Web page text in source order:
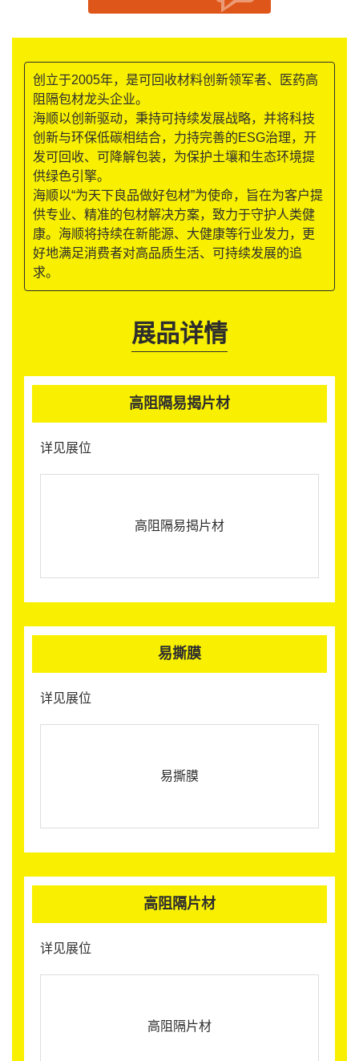
创立于2005年，是可回收材料创新领军者、医药高
阻隔包材龙头企业。
海顺以创新驱动，秉持可持续发展战略，并将科技
创新与环保低碳相结合，力持完善的ESG治理，开
发可回收、可降解包装，为保护土壤和生态环境提
供绿色引擎。
海顺以“为天下良品做好包材”为使命，旨在为客户提
供专业、精准的包材解决方案，致力于守护人类健
康。海顺将持续在新能源、大健康等行业发力，更
好地满足消费者对高品质生活、可持续发展的追
求。
展品详情
高阻隔易揭片材
详见展位
高阻隔易揭片材
易撕膜
详见展位
易撕膜
高阻隔片材
详见展位
高阻隔片材